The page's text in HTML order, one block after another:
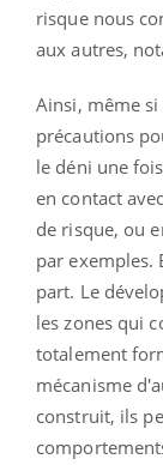
risque nous
aux autres,
Ainsi, même
précautions
le déni une
en contact
de risque, ou
par exemples.
part. Le
les zones qui
totalement
mécanisme
construit, ils